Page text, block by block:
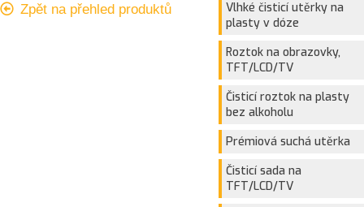
Zpět na přehled produktů
Vlhké čisticí utěrky na
plasty v dóze
Roztok na obrazovky,
TFT/LCD/TV
Čisticí roztok na plasty
bez alkoholu
Prémiová suchá utěrka
Čisticí sada na
TFT/LCD/TV